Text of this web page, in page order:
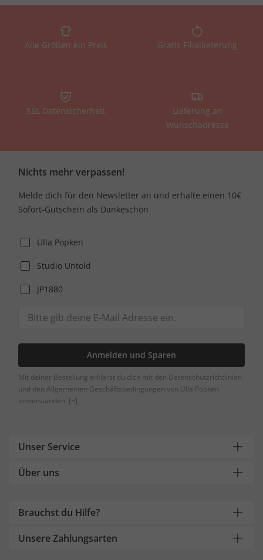
Alle Größen ein Preis Gratis Filiallieferung
SSL Datensicherheit
Lieferung an
Wunschadresse
Nichts mehr verpassen!
Melde dich für den Newsletter an und erhalte einen 10€
Sofort-Gutschein als Dankeschön
Ulla Popken
Studio Untold
JP1880
Anmelden und Sparen
Mit deiner Bestellung erklärst du dich mit den Datenschutzrichtlinien
und den Allgemeinen Geschäftsbedingungen von Ulla Popken
einverstanden. [+]
Unser Service
Über uns
Brauchst du Hilfe?
Unsere Zahlungsarten